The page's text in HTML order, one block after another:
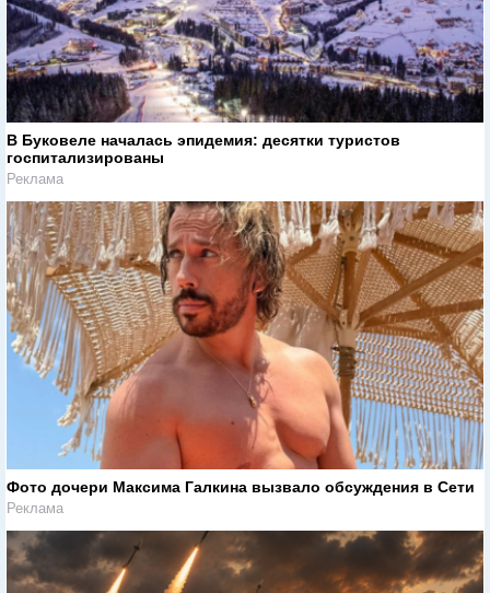
В Буковеле началась эпидемия: десятки туристов
госпитализированы
Реклама
Фото дочери Максима Галкина вызвало обсуждения в Сети
Реклама